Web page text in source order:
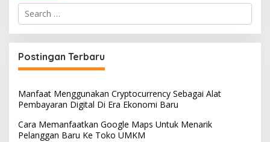
Search
for:
Postingan Terbaru
Manfaat Menggunakan Cryptocurrency Sebagai Alat
Pembayaran Digital Di Era Ekonomi Baru
Cara Memanfaatkan Google Maps Untuk Menarik
Pelanggan Baru Ke Toko UMKM